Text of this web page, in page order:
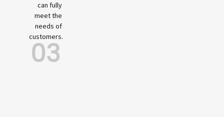
can fully
meet the
needs of
customers.
03